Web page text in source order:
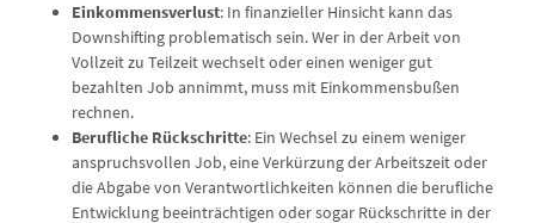
Einkommensverlust: In finanzieller Hinsicht kann das
Downshifting problematisch sein. Wer in der Arbeit von
Vollzeit zu Teilzeit wechselt oder einen weniger gut
bezahlten Job annimmt, muss mit Einkommensbußen
rechnen.
Berufliche Rückschritte: Ein Wechsel zu einem weniger
anspruchsvollen Job, eine Verkürzung der Arbeitszeit oder
die Abgabe von Verantwortlichkeiten können die berufliche
Entwicklung beeinträchtigen oder sogar Rückschritte in der